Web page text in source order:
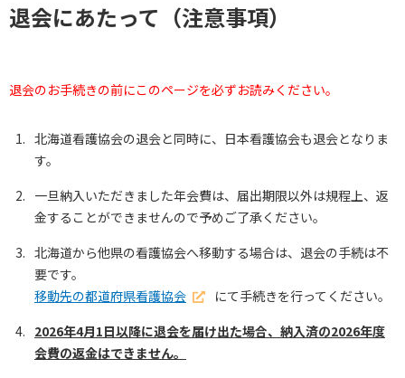
退会にあたって（注意事項）
退会のお手続きの前にこのページを必ずお読みください。
北海道看護協会の退会と同時に、日本看護協会も退会となりま
す。
一旦納入いただきました年会費は、届出期限以外は規程上、返
金することができませんので予めご了承ください。
北海道から他県の看護協会へ移動する場合は、退会の手続は不
要です。
移動先の都道府県看護協会
にて手続きを行ってください。
2026年4月1日以降に退会を届け出た場合、納入済の2026年度
会費の返金はできません。